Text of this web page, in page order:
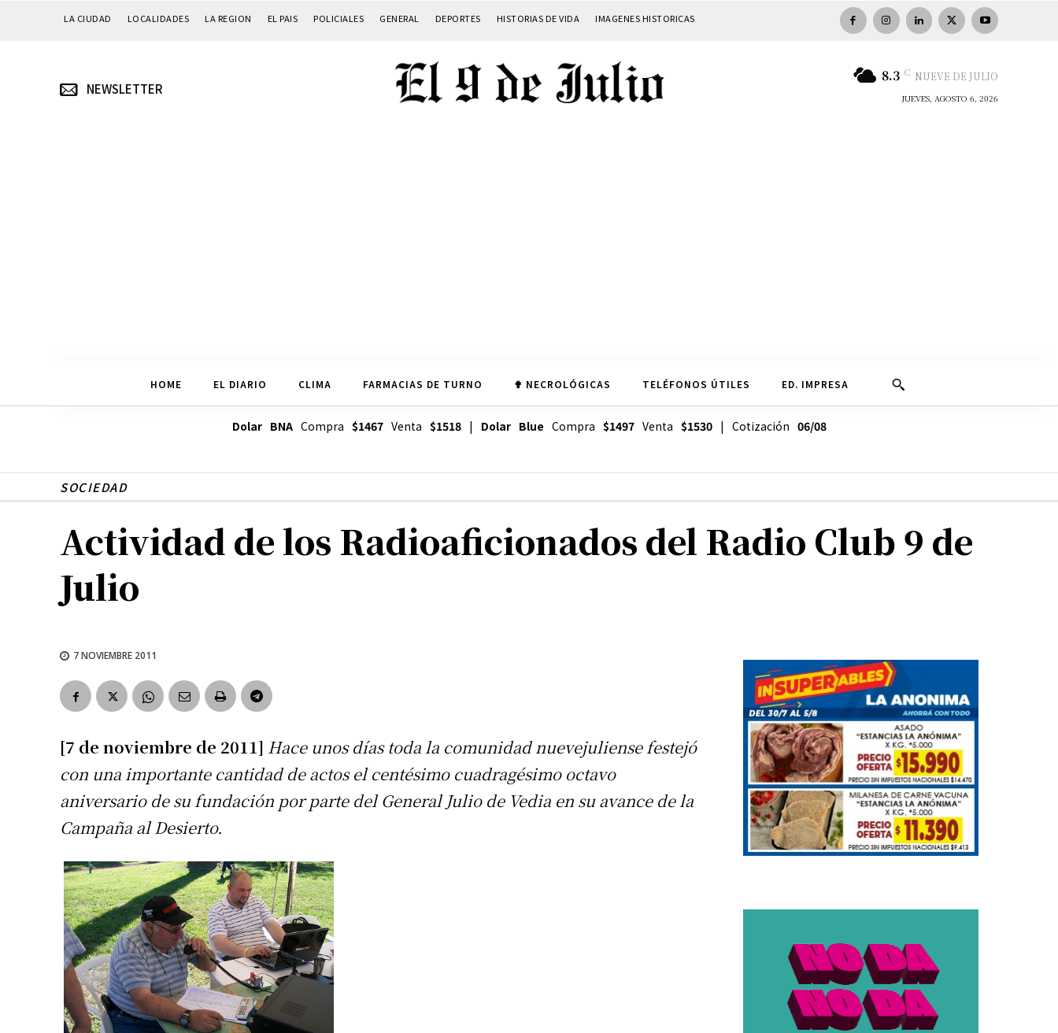
LA CIUDAD LOCALIDADES LA REGION EL PAIS POLICIALES GENERAL DEPORTES HISTORIAS DE VIDA IMAGENES HISTORICAS
NEWSLETTER
8.3 C NUEVE DE JULIO
JUEVES, AGOSTO 6, 2026
HOME EL DIARIO CLIMA FARMACIAS DE TURNO ✟ NECROLÓGICAS TELÉFONOS ÚTILES ED. IMPRESA
Dolar BNACompra $1467Venta $1518| Dolar Blue Compra $1497Venta $1530| Cotización 06/08
SOCIEDAD
Actividad de los Radioaficionados del Radio Club 9 de
Julio
7 NOVIEMBRE 2011
[7 de noviembre de 2011] Hace unos días toda la comunidad nuevejuliense festejó
con una importante cantidad de actos el centésimo cuadragésimo octavo
aniversario de su fundación por parte del General Julio de Vedia en su avance de la
Campaña al Desierto.